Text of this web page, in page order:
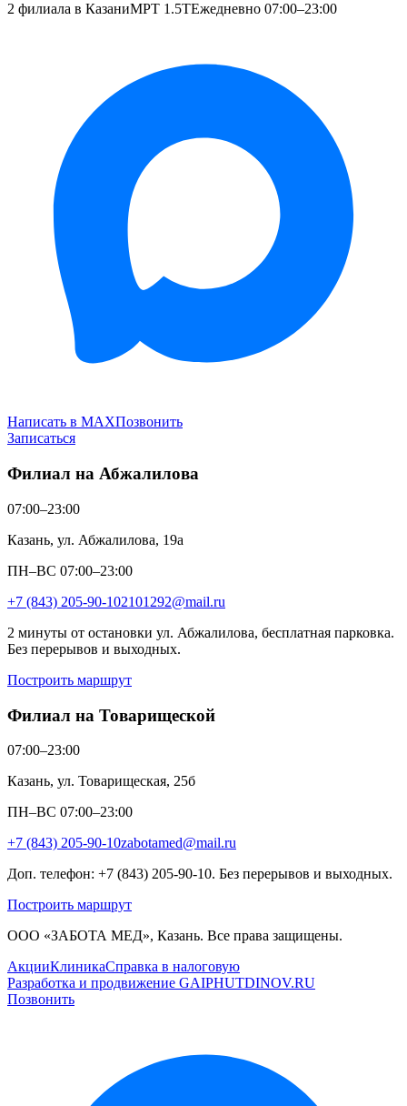
2 филиала в КазаниМРТ 1.5TЕжедневно 07:00–23:00
Написать в MAXПозвонить
Записаться
Филиал на Абжалилова
07:00–23:00
Казань, ул. Абжалилова, 19а
ПН–ВС 07:00–23:00
+7 (843) 205-90-102101292@mail.ru
2 минуты от остановки ул. Абжалилова, бесплатная парковка.
Без перерывов и выходных.
Построить маршрут
Филиал на Товарищеской
07:00–23:00
Казань, ул. Товарищеская, 25б
ПН–ВС 07:00–23:00
+7 (843) 205-90-10zabotamed@mail.ru
Доп. телефон: +7 (843) 205-90-10. Без перерывов и выходных.
Построить маршрут
ООО «ЗАБОТА МЕД», Казань. Все права защищены.
АкцииКлиникаСправка в налоговую
Разработка и продвижение GAIPHUTDINOV.RU
Позвонить